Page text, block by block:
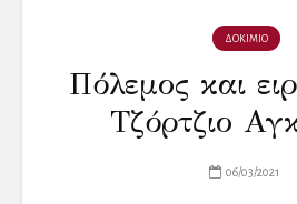
ΔΟΚΙΜΙΟ
Πόλεμος και
Τζόρτζιο
06/03/2021